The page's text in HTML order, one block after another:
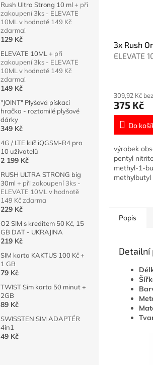
Rush Ultra Strong 10 ml + při
zakoupení 3ks - ELEVATE
10ML v hodnotě 149 Kč
zdarma!
129 Kč
ELEVATE 10ML + při
zakoupení 3ks - ELEVATE
10ML v hodnotě 149 Kč
zdarma!
149 Kč
"JOINT" Plyšová pískací
hračka - roztomilé plyšové
dárky
349 Kč
4G / LTE klíč iQGSM-R4 pro
10 uživatelů
2 199 Kč
RUSH ULTRA STRONG big
30ml + při zakoupení 3ks -
ELEVATE 10ML v hodnotě
149 Kč zdarma
229 Kč
O2 SIM s kreditem 50 Kč, 15
GB DAT - UKRAJINA
219 Kč
SIM karta KAKTUS 100 Kč +
1 GB
79 Kč
TWIST Sim karta 50 minut +
2GB
89 Kč
SWISSTEN SIM ADAPTÉR
4in1
49 Kč
3x Rush
ELEVATE
309,92 Kč
375 Kč
Do
výrobek
pentyl
methyl-1-
Popis
Detailní